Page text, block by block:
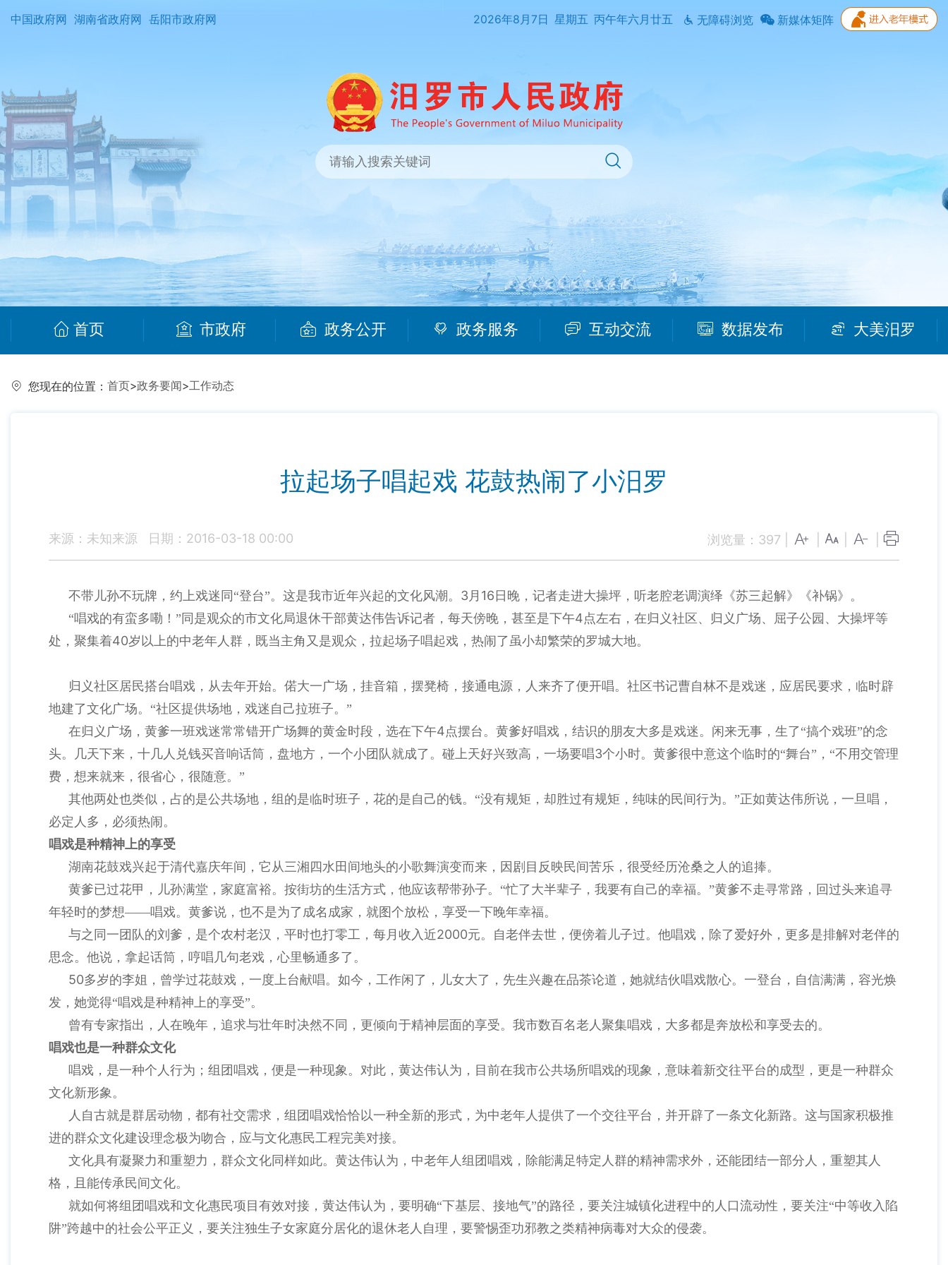
中国政府网 湖南省政府网 岳阳市政府网 2026年8月7日 星期五 丙午年六月廿五 无障碍浏览 新媒体矩阵
首页 市政府 政务公开 政务服务 互动交流 数据发布 大美汨罗
您现在的位置： 首页>政务要闻>工作动态
拉起场子唱起戏 花鼓热闹了小汨罗
来源：未知来源 日期：2016-03-18 00:00 浏览量： 397
不带儿孙不玩牌，约上戏迷同“登台”。这是我市近年兴起的文化风潮。 3 月 16 日晚 ，记者走进大操坪，听老腔老调演绎《苏三起解》《补锅》。
“唱戏的有蛮多嘞！”同是观众的市文化局退休干部黄达伟告诉记者，每天傍晚，甚至是下午4点左右，在归义社区、归义广场、屈子公园、大操坪等
处，聚集着40岁以上的中老年人群，既当主角又是观众，拉起场子唱起戏，热闹了虽小却繁荣的罗城大地。
归义社区居民搭台唱戏，从去年开始。偌大一广场，挂音箱，摆凳椅，接通电源，人来齐了便开唱。社区书记曹自林不是戏迷，应居民要求，临时辟
地建了文化广场。“社区提供场地，戏迷自己拉班子。”
在归义广场，黄爹一班戏迷常常错开广场舞的黄金时段，选在下午4点摆台。黄爹好唱戏，结识的朋友大多是戏迷。闲来无事，生了“搞个戏班”的念
头。几天下来，十几人兑钱买音响话筒，盘地方，一个小团队就成了。碰上天好兴致高，一场要唱3个小时。黄爹很中意这个临时的“舞台”，“不用交管理
费，想来就来，很省心，很随意。”
其他两处也类似，占的是公共场地，组的是临时班子，花的是自己的钱。“没有规矩，却胜过有规矩，纯味的民间行为。”正如黄达伟所说，一旦唱，
必定人多，必须热闹。
唱戏是种精神上的享受
湖南花鼓戏兴起于清代嘉庆年间，它从三湘四水田间地头的小歌舞演变而来，因剧目反映民间苦乐，很受经历沧桑之人的追捧。
黄爹已过花甲，儿孙满堂，家庭富裕。按街坊的生活方式，他应该帮带孙子。“忙了大半辈子，我要有自己的幸福。”黄爹不走寻常路，回过头来追寻
年轻时的梦想——唱戏。黄爹说，也不是为了成名成家，就图个放松，享受一下晚年幸福。
与之同一团队的刘爹，是个农村老汉，平时也打零工，每月收入近2000元。自老伴去世，便傍着儿子过。他唱戏，除了爱好外，更多是排解对老伴的
思念。他说，拿起话筒，哼唱几句老戏，心里畅通多了。
50多岁的李姐，曾学过花鼓戏，一度上台献唱。如今，工作闲了，儿女大了，先生兴趣在品茶论道，她就结伙唱戏散心。一登台，自信满满，容光焕
发，她觉得“唱戏是种精神上的享受”。
曾有专家指出，人在晚年，追求与壮年时决然不同，更倾向于精神层面的享受。我市数百名老人聚集唱戏，大多都是奔放松和享受去的。
唱戏也是一种群众文化
唱戏，是一种个人行为；组团唱戏，便是一种现象。对此，黄达伟认为，目前在我市公共场所唱戏的现象，意味着新交往平台的成型，更是一种群众
文化新形象。
人自古就是群居动物，都有社交需求，组团唱戏恰恰以一种全新的形式，为中老年人提供了一个交往平台，并开辟了一条文化新路。这与国家积极推
进的群众文化建设理念极为吻合，应与文化惠民工程完美对接。
文化具有凝聚力和重塑力，群众文化同样如此。黄达伟认为，中老年人组团唱戏，除能满足特定人群的精神需求外，还能团结一部分人，重塑其人
格，且能传承民间文化。
就如何将组团唱戏和文化惠民项目有效对接，黄达伟认为，要明确“下基层、接地气”的路径，要关注城镇化进程中的人口流动性，要关注“中等收入陷
阱”跨越中的社会公平正义，要关注独生子女家庭分居化的退休老人自理，要警惕歪功邪教之类精神病毒对大众的侵袭。